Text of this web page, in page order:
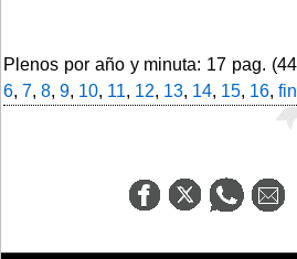
Plenos por año y minuta: 17 pag.
6, 7, 8, 9, 10, 11, 12, 13, 14, 15, 16,